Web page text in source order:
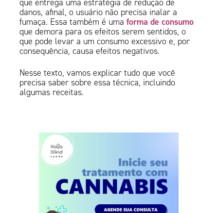
que entrega uma estratégia de redução de
danos, afinal, o usuário não precisa inalar a
fumaça. Essa também é umaforma de consumo
que demora para os efeitos serem sentidos, o
que pode levar a um consumo excessivo e, por
consequência, causa efeitos negativos.
Nesse texto, vamos explicar tudo que você
precisa saber sobre essa técnica, incluindo
algumas receitas.